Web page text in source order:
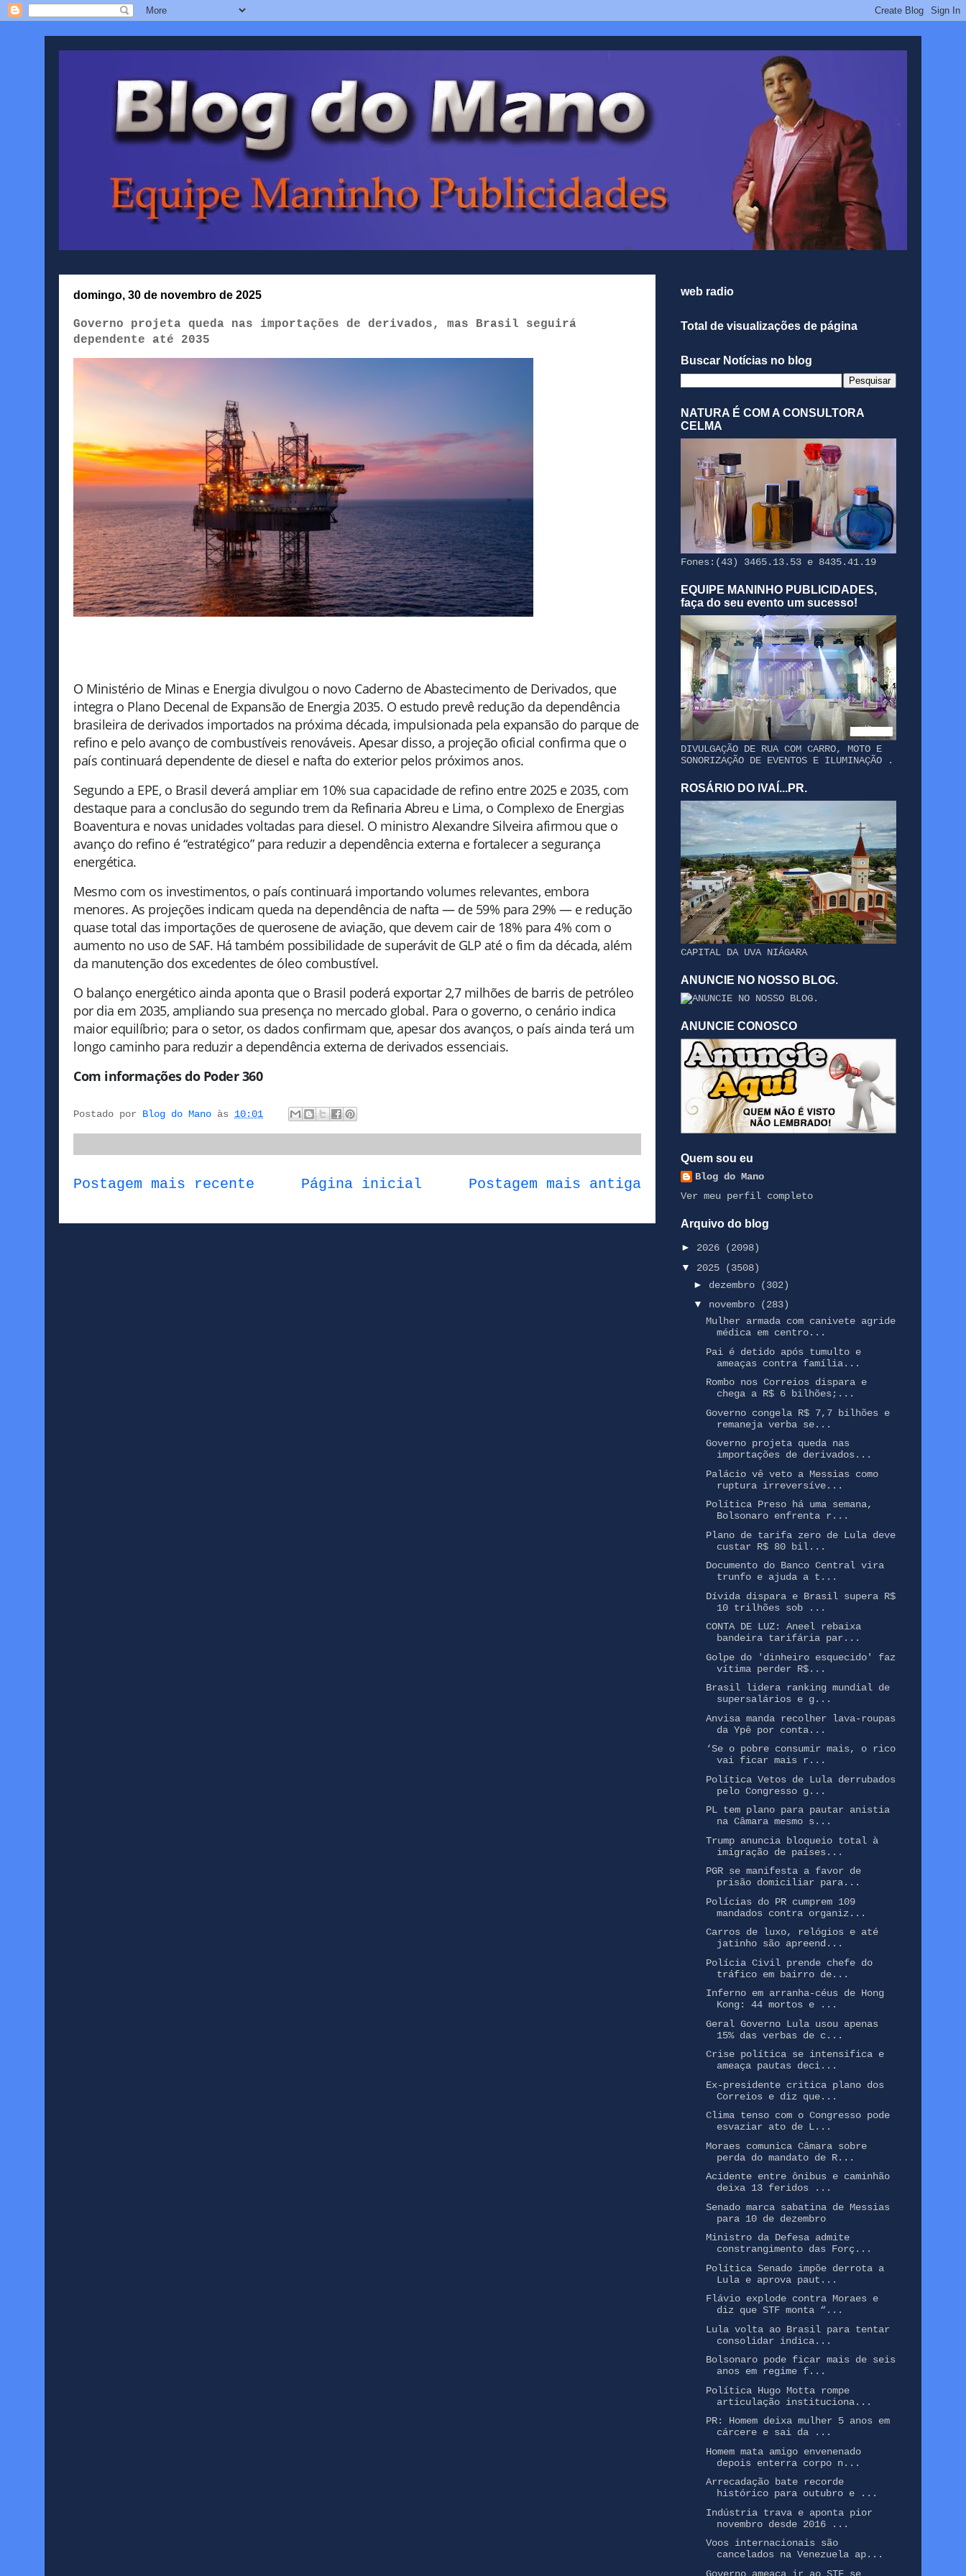
domingo, 30 de novembro de 2025
Governo projeta queda nas importações de derivados, mas Brasil seguirá
dependente até 2035
O Ministério de Minas e Energia divulgou o novo Caderno de Abastecimento de Derivados, que
integra o Plano Decenal de Expansão de Energia 2035. O estudo prevê redução da dependência
brasileira de derivados importados na próxima década, impulsionada pela expansão do parque de
refino e pelo avanço de combustíveis renováveis. Apesar disso, a projeção oficial confirma que o
país continuará dependente de diesel e nafta do exterior pelos próximos anos.
Segundo a EPE, o Brasil deverá ampliar em 10% sua capacidade de refino entre 2025 e 2035, com
destaque para a conclusão do segundo trem da Refinaria Abreu e Lima, o Complexo de Energias
Boaventura e novas unidades voltadas para diesel. O ministro Alexandre Silveira afirmou que o
avanço do refino é “estratégico” para reduzir a dependência externa e fortalecer a segurança
energética.
Mesmo com os investimentos, o país continuará importando volumes relevantes, embora
menores. As projeções indicam queda na dependência de nafta — de 59% para 29% — e redução
quase total das importações de querosene de aviação, que devem cair de 18% para 4% com o
aumento no uso de SAF. Há também possibilidade de superávit de GLP até o fim da década, além
da manutenção dos excedentes de óleo combustível.
O balanço energético ainda aponta que o Brasil poderá exportar 2,7 milhões de barris de petróleo
por dia em 2035, ampliando sua presença no mercado global. Para o governo, o cenário indica
maior equilíbrio; para o setor, os dados confirmam que, apesar dos avanços, o país ainda terá um
longo caminho para reduzir a dependência externa de derivados essenciais.
Com informações do Poder 360
Postado por Blog do Mano às 10:01
Postagem mais recente Postagem mais antiga
Página inicial
web radio
Total de visualizações de página
Buscar Notícias no blog
NATURA É COM A CONSULTORA
CELMA
Fones:(43) 3465.13.53 e 8435.41.19
EQUIPE MANINHO PUBLICIDADES,
faça do seu evento um sucesso!
DIVULGAÇÃO DE RUA COM CARRO, MOTO E
SONORIZAÇÃO DE EVENTOS E ILUMINAÇÃO .
ROSÁRIO DO IVAÍ...PR.
CAPITAL DA UVA NIÁGARA
ANUNCIE NO NOSSO BLOG.
ANUNCIE CONOSCO
Quem sou eu
Blog do Mano
Ver meu perfil completo
Arquivo do blog
► 2026
(2098)
▼ 2025
(3508)
► dezembro
(302)
▼ novembro
(283)
Mulher armada com canivete agride
médica em centro...
Pai é detido após tumulto e
ameaças contra família...
Rombo nos Correios dispara e
chega a R$ 6 bilhões;...
Governo congela R$ 7,7 bilhões e
remaneja verba se...
Governo projeta queda nas
importações de derivados...
Palácio vê veto a Messias como
ruptura irreversíve...
Política Preso há uma semana,
Bolsonaro enfrenta r...
Plano de tarifa zero de Lula deve
custar R$ 80 bil...
Documento do Banco Central vira
trunfo e ajuda a t...
Dívida dispara e Brasil supera R$
10 trilhões sob ...
CONTA DE LUZ: Aneel rebaixa
bandeira tarifária par...
Golpe do 'dinheiro esquecido' faz
vítima perder R$...
Brasil lidera ranking mundial de
supersalários e g...
Anvisa manda recolher lava-roupas
da Ypê por conta...
‘Se o pobre consumir mais, o rico
vai ficar mais r...
Política Vetos de Lula derrubados
pelo Congresso g...
PL tem plano para pautar anistia
na Câmara mesmo s...
Trump anuncia bloqueio total à
imigração de países...
PGR se manifesta a favor de
prisão domiciliar para...
Polícias do PR cumprem 109
mandados contra organiz...
Carros de luxo, relógios e até
jatinho são apreend...
Polícia Civil prende chefe do
tráfico em bairro de...
Inferno em arranha-céus de Hong
Kong: 44 mortos e ...
Geral Governo Lula usou apenas
15% das verbas de c...
Crise política se intensifica e
ameaça pautas deci...
Ex-presidente critica plano dos
Correios e diz que...
Clima tenso com o Congresso pode
esvaziar ato de L...
Moraes comunica Câmara sobre
perda do mandato de R...
Acidente entre ônibus e caminhão
deixa 13 feridos ...
Senado marca sabatina de Messias
para 10 de dezembro
Ministro da Defesa admite
constrangimento das Forç...
Política Senado impõe derrota a
Lula e aprova paut...
Flávio explode contra Moraes e
diz que STF monta “...
Lula volta ao Brasil para tentar
consolidar indica...
Bolsonaro pode ficar mais de seis
anos em regime f...
Política Hugo Motta rompe
articulação instituciona...
PR: Homem deixa mulher 5 anos em
cárcere e sai da ...
Homem mata amigo envenenado
depois enterra corpo n...
Arrecadação bate recorde
histórico para outubro e ...
Indústria trava e aponta pior
novembro desde 2016 ...
Voos internacionais são
cancelados na Venezuela ap...
Governo ameaça ir ao STF se